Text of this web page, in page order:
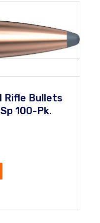
Rifle Bullets
100-Pk.